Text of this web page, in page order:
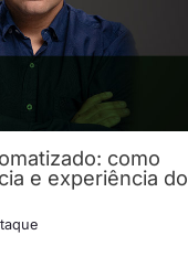
como
e experiência do